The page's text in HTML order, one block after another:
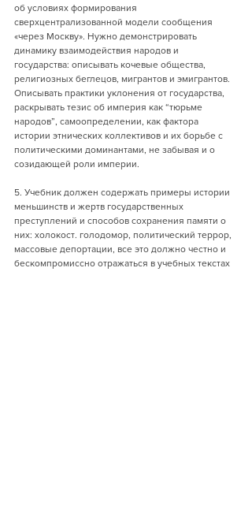
об условиях формирования
сверхцентрализованной модели сообщения
«через Москву». Нужно демонстрировать
динамику взаимодействия народов и
государства: описывать кочевые общества,
религиозных беглецов, мигрантов и эмигрантов.
Описывать практики уклонения от государства,
раскрывать тезис об империя как “тюрьме
народов”, самоопределении, как фактора
истории этнических коллективов и их борьбе с
политическими доминантами, не забывая и о
созидающей роли империи.
5. Учебник должен содержать примеры истории
меньшинств и жертв государственных
преступлений и способов сохранения памяти о
них: холокост. голодомор, политический террор,
массовые депортации, все это должно честно и
бескомпромиссно отражаться в учебных текстах